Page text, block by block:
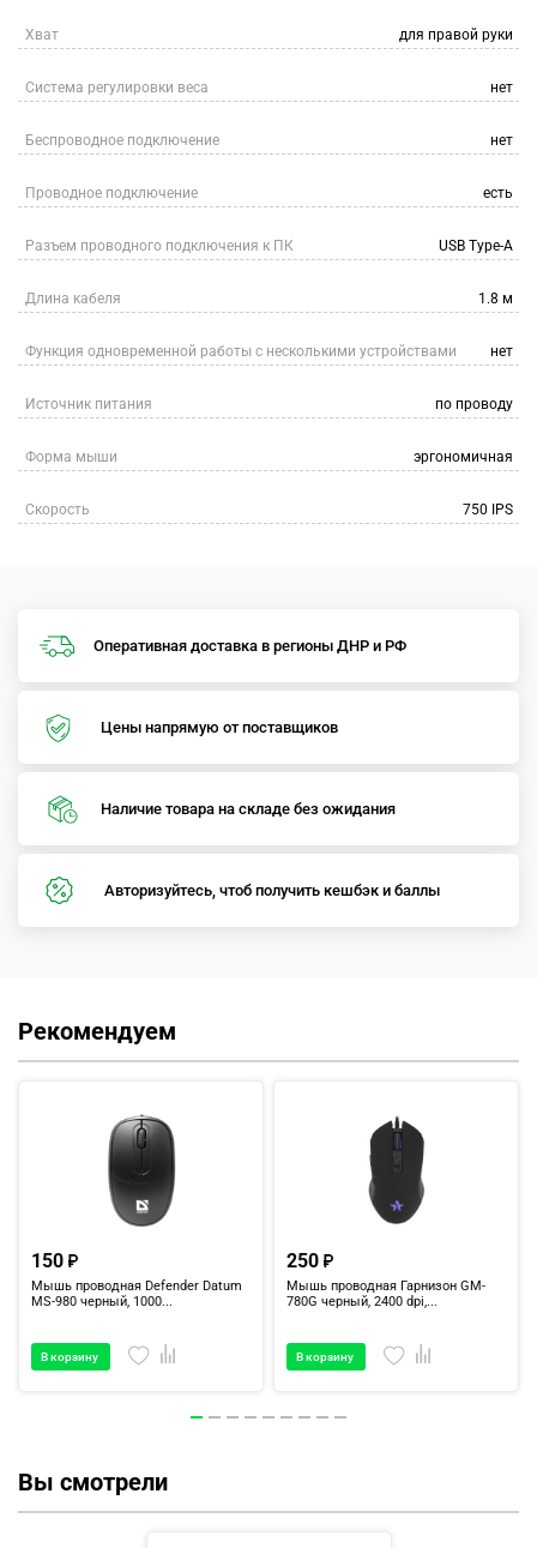
Хват для правой руки
Система регулировки веса нет
Беспроводное подключение нет
Проводное подключение есть
Разъем проводного подключения к ПК USB Type-A
Длина кабеля 1.8 м
Функция одновременной работы с несколькими устройствами нет
Источник питания по проводу
Форма мыши эргономичная
Скорость 750 IPS
Оперативная доставка в регионы ДНР и РФ
Цены напрямую от поставщиков
Наличие товара на складе без ожидания
Авторизуйтесь, чтоб получить кешбэк и баллы
Рекомендуем
150
Мышь проводная Defender Datum
MS-980 черный, 1000...
В корзину
250
Мышь проводная Гарнизон GM-
780G черный, 2400 dpi,...
В корзину
Вы смотрели